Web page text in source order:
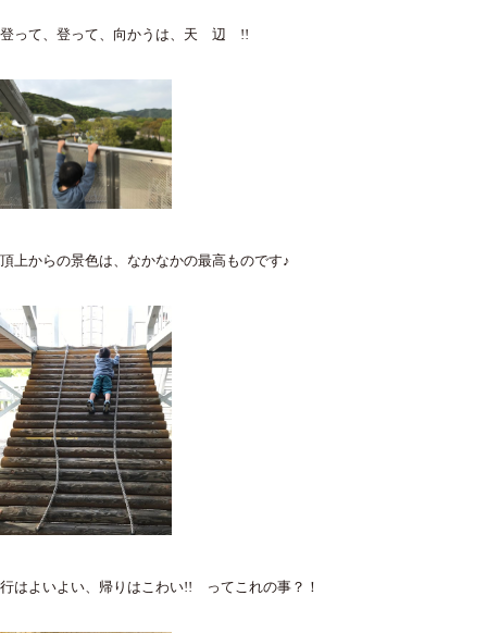
登って、登って、向かうは、天 辺 !!
頂上からの景色は、なかなかの最高ものです♪
行はよいよい、帰りはこわい!! ってこれの事？！